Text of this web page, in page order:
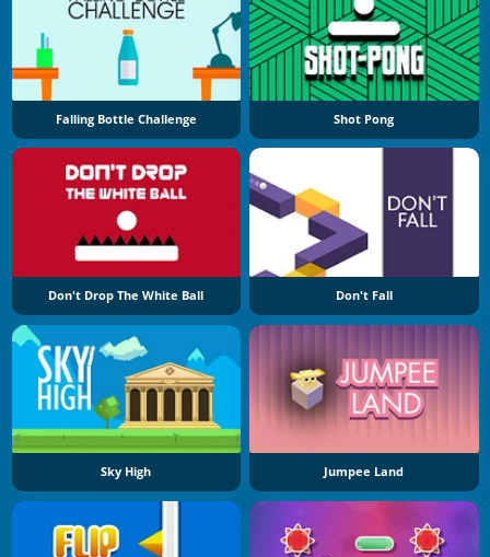
Falling Bottle Challenge Shot Pong
Don't Drop The White Ball Don't Fall
Sky High Jumpee Land